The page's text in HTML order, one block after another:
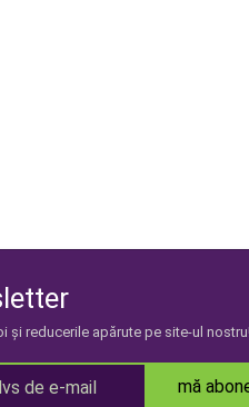
și reducerile apărute pe site-ul
mă